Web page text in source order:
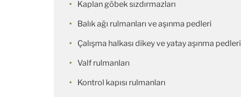
Kaplan göbek sızdırmazları
Balık ağı rulmanları ve aşınma pedleri
Çalışma halkası dikey ve yatay aşınma pedleri
Valf rulmanları
Kontrol kapısı rulmanları